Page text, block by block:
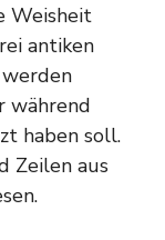
Weisheit
antiken
während
haben soll.
Zeilen aus